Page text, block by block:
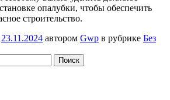
опалубки, чтобы обеспечить
строительство.
23.11.2024 автором Gwp в рубрике Без